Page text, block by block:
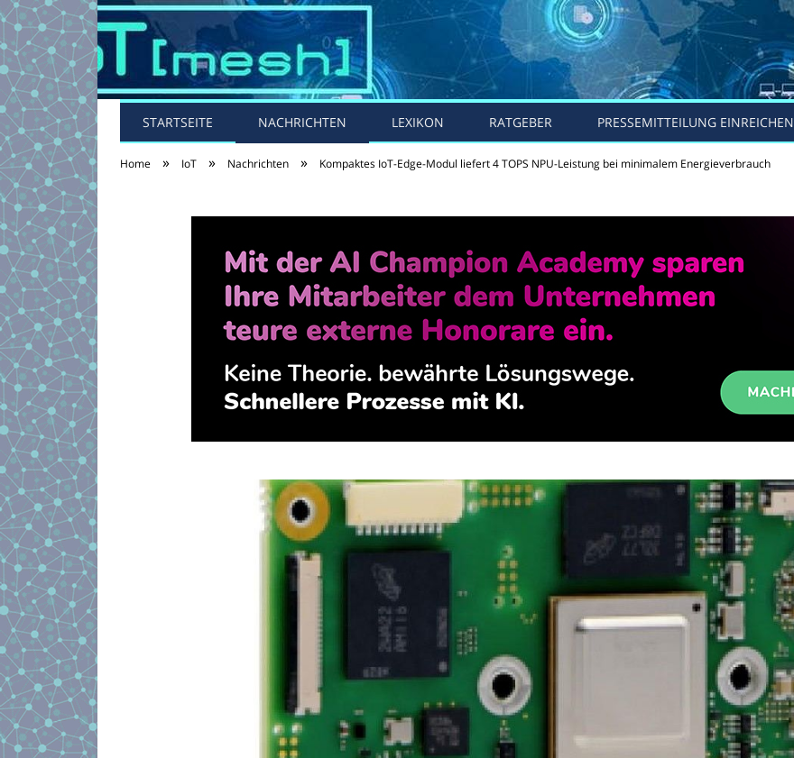
STARTSEITE NACHRICHTEN LEXIKON RATGEBER PRESSEMITTEILUNG EINREICHEN
Home » IoT » Nachrichten » Kompaktes IoT-Edge-Modul liefert 4 TOPS NPU-Leistung bei minimalem Energieverbrauch